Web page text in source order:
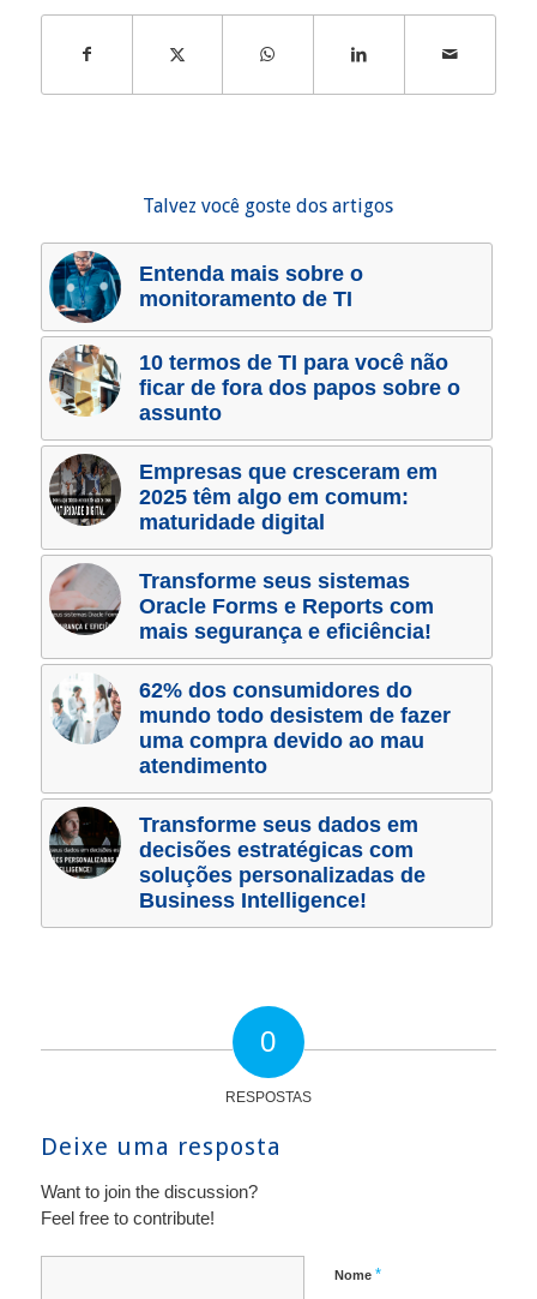
Talvez você goste dos artigos
Entenda mais sobre o
monitoramento de TI
10 termos de TI para você não
ficar de fora dos papos sobre o
assunto
Empresas que cresceram em
2025 têm algo em comum:
maturidade digital
Transforme seus sistemas
Oracle Forms e Reports com
mais segurança e eficiência!
62% dos consumidores do
mundo todo desistem de fazer
uma compra devido ao mau
atendimento
Transforme seus dados em
decisões estratégicas com
soluções personalizadas de
Business Intelligence!
0
RESPOSTAS
Deixe uma resposta
Want to join the discussion?
Feel free to contribute!
Nome *